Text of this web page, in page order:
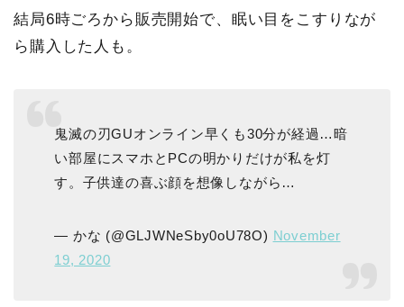
結局6時ごろから販売開始で、眠い目をこすりなが
ら購入した人も。
鬼滅の刃GUオンライン早くも30分が経過…暗
い部屋にスマホとPCの明かりだけが私を灯
す。子供達の喜ぶ顔を想像しながら…
— かな (@GLJWNeSby0oU78O) November
19, 2020